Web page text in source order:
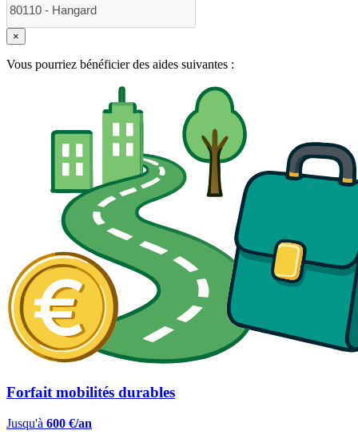
×
Vous pourriez bénéficier des aides suivantes :
Forfait mobilités durables
Jusqu'à 600 €/an